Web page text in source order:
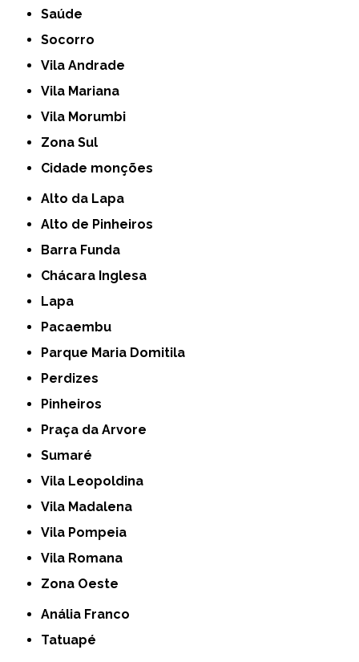
Saúde
Socorro
Vila Andrade
Vila Mariana
Vila Morumbi
Zona Sul
cidade monções
Alto da Lapa
Alto de Pinheiros
Barra Funda
Chácara Inglesa
Lapa
Pacaembu
Parque Maria Domitila
Perdizes
Pinheiros
Praça da Arvore
Sumaré
Vila Leopoldina
Vila Madalena
Vila Pompeia
Vila Romana
Zona Oeste
Anália Franco
Tatuapé